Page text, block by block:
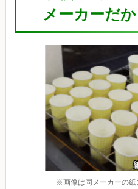
メーカーだ
※画像は同メーカーの紙